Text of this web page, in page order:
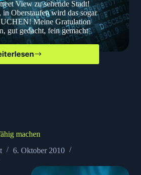
View zu sehende Stadt!
in Oberstaufen wird das sogar
Meine Gratulation
gut gedacht, fein gemacht
Google
machen
6. Oktober 2010